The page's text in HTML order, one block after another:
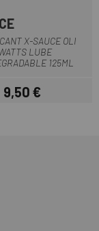
X-SAUCE OLI
LUBE
125ML
Preu
9,50 €